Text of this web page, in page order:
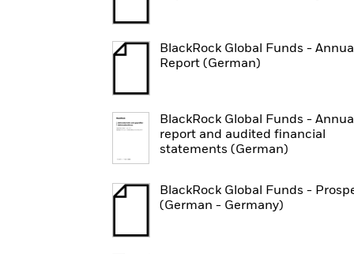
BlackRock Global Funds -
Report (German)
BlackRock Global Funds -
report and audited financial
statements (German)
BlackRock Global Funds -
(German - Germany)